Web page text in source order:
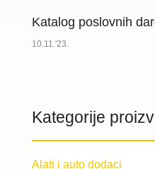
Katalog poslovnih
10.11.'23.
Kategorije
Alati i auto dodaci